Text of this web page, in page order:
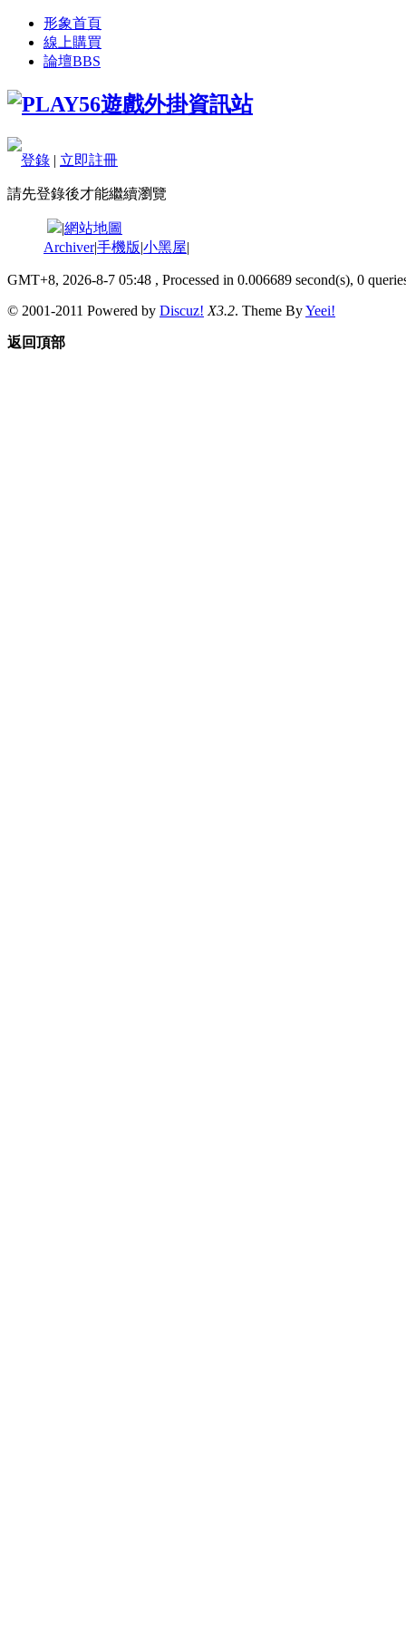
形象首頁
線上購買
論壇BBS
登錄 | 立即註冊
請先登錄後才能繼續瀏覽
|網站地圖
Archiver|手機版|小黑屋|
GMT+8, 2026-8-7 05:48 , Processed in 0.006689 second(s), 0
© 2001-2011 Powered by Discuz! X3.2. Theme ByYeei!
返回頂部